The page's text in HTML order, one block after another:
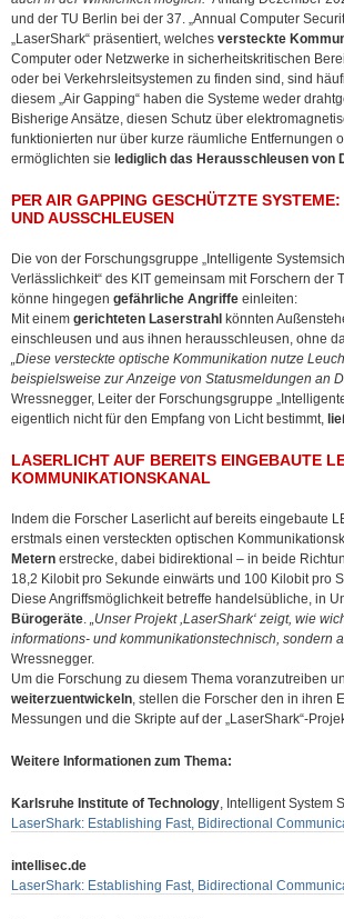
und der TU Berlin bei der 37. „Annual Computer
„LaserShark“ präsentiert, welches versteckte
Computer oder Netzwerke in sicherheitskritischen
oder bei Verkehrsleitsystemen zu finden sind, sind
diesem „Air Gapping“ haben die Systeme weder
Bisherige Ansätze, diesen Schutz über
funktionierten nur über kurze räumliche Entfernungen
ermöglichten sie lediglich das Herausschleusen von
PER AIR GAPPING GESCHÜTZTE
UND AUSSCHLEUSEN
Die von der Forschungsgruppe „Intelligente
Verlässlichkeit“ des KIT gemeinsam mit Forschern
könne hingegen gefährliche Angriffe einleiten:
Mit einem gerichteten Laserstrahl könnten
einschleusen und aus ihnen herausschleusen, ohne
„Diese versteckte optische Kommunikation nutze
beispielsweise zur Anzeige von Statusmeldungen an
Wressnegger, Leiter der Forschungsgruppe
eigentlich nicht für den Empfang von Licht bestimmt,
LASERLICHT AUF BEREITS EINGEBAUTE
KOMMUNIKATIONSKANAL
Indem die Forscher Laserlicht auf bereits eingebaute
erstmals einen versteckten optischen
Metern erstrecke, dabei bidirektional – in beide
18,2 Kilobit pro Sekunde einwärts und 100 Kilobit pro
Diese Angriffsmöglichkeit betreffe handelsübliche, in
Bürogeräte. „Unser Projekt ,LaserShark‘ zeigt, wie
informations- und kommunikationstechnisch, sondern
Wressnegger.
Um die Forschung zu diesem Thema voranzutreiben
weiterzuentwickeln, stellen die Forscher den in ihren
Messungen und die Skripte auf der „LaserShark“-
Weitere Informationen zum Thema:
Karlsruhe Institute of Technology, Intelligent System
LaserShark: Establishing Fast, Bidirectional
intellisec.de
LaserShark: Establishing Fast, Bidirectional